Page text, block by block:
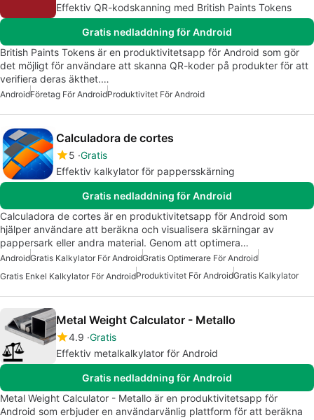
Effektiv QR-kodskanning med British Paints Tokens
Gratis nedladdning för Android
British Paints Tokens är en produktivitetsapp för Android som gör
det möjligt för användare att skanna QR-koder på produkter för att
verifiera deras äkthet.…
AndroidFöretag För AndroidProduktivitet För Android
Calculadora de cortes
5 Gratis
Effektiv kalkylator för pappersskärning
Gratis nedladdning för Android
Calculadora de cortes är en produktivitetsapp för Android som
hjälper användare att beräkna och visualisera skärningar av
pappersark eller andra material. Genom att optimera…
AndroidGratis Kalkylator För AndroidGratis Optimerare För Android
Gratis Enkel Kalkylator För AndroidProduktivitet För AndroidGratis Kalkylator
Metal Weight Calculator - Metallo
4.9 Gratis
Effektiv metalkalkylator för Android
Gratis nedladdning för Android
Metal Weight Calculator - Metallo är en produktivitetsapp för
Android som erbjuder en användarvänlig plattform för att beräkna